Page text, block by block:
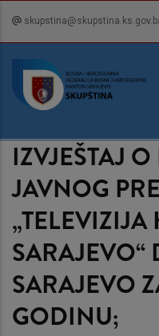
content
IZVJEŠTAJ
JAVNOG
SARAJEVO“
SARAJEVO
GODINU;